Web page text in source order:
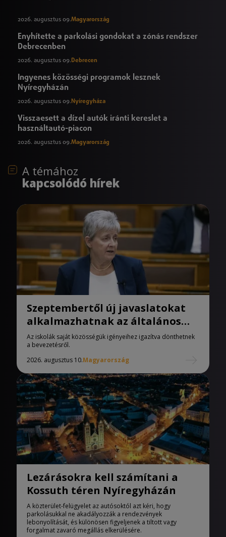
2026. augusztus 09.Magyarország
Enyhítette a parkolási gondokat a zónás rendszer
Debrecenben
2026. augusztus 09.Debrecen
Ingyenes közösségi programok lesznek
Nyíregyházán
2026. augusztus 09. Nyíregyháza
Visszaesett a dízel autók iránti kereslet a
használtautó-piacon
2026. augusztus 09.Magyarország
A témához
kapcsolódó hírek
Szeptembertől új javaslatokat
alkalmazhatnak az általános
iskolák
Az iskolák saját közösségük igényeihez igazítva dönthetnek
a bevezetésről.
2026. augusztus 10.Magyarország
Lezárásokra kell számítani a
Kossuth téren Nyíregyházán
A közterület-felügyelet az autósoktól azt kéri, hogy
parkolásukkal ne akadályozzák a rendezvények
lebonyolítását, és különösen figyeljenek a tiltott vagy
forgalmat zavaró megállás elkerülésére.